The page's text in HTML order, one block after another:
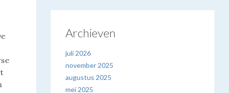
Archieven
juli 2026
november 2025
augustus 2025
mei 2025